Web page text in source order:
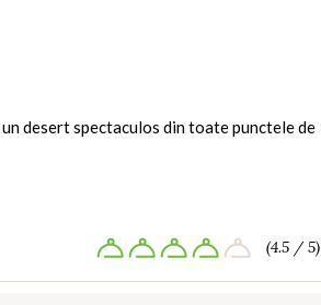
desert spectaculos din toate punctele de
(4.5 / 5)